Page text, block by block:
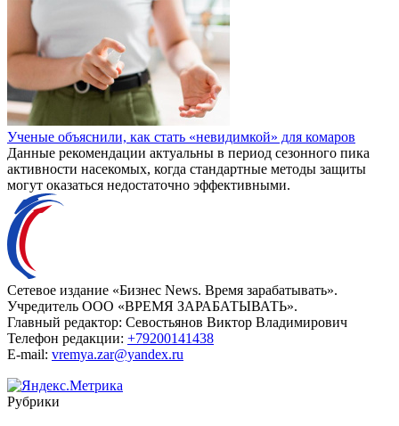
Ученые объяснили, как стать «невидимкой» для комаров
Данные рекомендации актуальны в период сезонного пика
активности насекомых, когда стандартные методы защиты
могут оказаться недостаточно эффективными.
Сетевое издание «Бизнес News. Время зарабатывать».
Учредитель ООО «ВРЕМЯ ЗАРАБАТЫВАТЬ».
Главный редактор: Севостьянов Виктор Владимирович
Телефон редакции: +79200141438
E-mail: vremya.zar@yandex.ru
Рубрики